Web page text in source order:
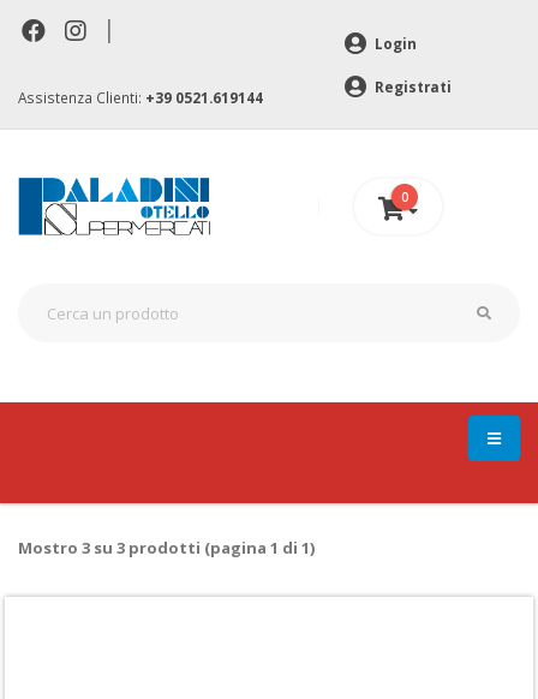
|
Assistenza Clienti: +39 0521.619144
Login
Registrati
0
Mostro 3 su 3 prodotti (pagina 1 di 1)